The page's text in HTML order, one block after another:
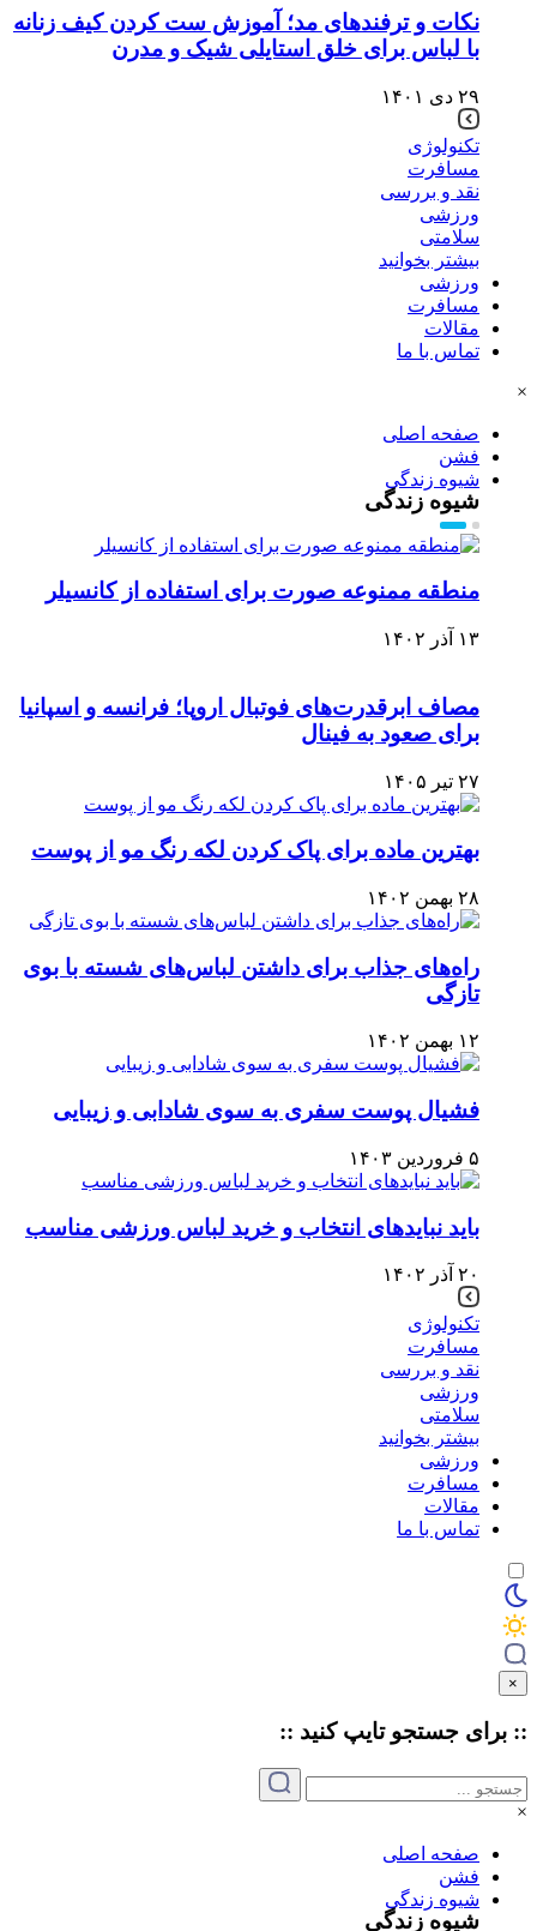
نکات و ترفندهای مد؛ آموزش ست کردن کیف زنانه
با لباس برای خلق استایلی شیک و مدرن
۲۹ دی ۱۴۰۱
تکنولوژی
مسافرت
نقد و بررسی
ورزشی
سلامتی
بیشتر بخوانید
ورزشی
مسافرت
مقالات
تماس با ما
×
صفحه اصلی
فشن
شیوه زندگی
شیوه زندگی
منطقه ممنوعه صورت برای استفاده از کانسیلر
۱۳ آذر ۱۴۰۲
مصاف ابرقدرت‌های فوتبال اروپا؛ فرانسه و اسپانیا
برای صعود به فینال
۲۷ تیر ۱۴۰۵
بهترین ماده برای پاک کردن لکه رنگ مو از پوست
۲۸ بهمن ۱۴۰۲
راه‌های جذاب برای داشتن لباس‌های شسته با بوی
تازگی
۱۲ بهمن ۱۴۰۲
فشیال پوست سفری به سوی شادابی و زیبایی
۵ فروردین ۱۴۰۳
باید نبایدهای انتخاب و خرید لباس ورزشی مناسب
۲۰ آذر ۱۴۰۲
تکنولوژی
مسافرت
نقد و بررسی
ورزشی
سلامتی
بیشتر بخوانید
ورزشی
مسافرت
مقالات
تماس با ما
×
:: برای جستجو تایپکنید ::
×
صفحه اصلی
فشن
شیوه زندگی
شیوه زندگی